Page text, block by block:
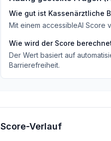
Wie gut ist Kassenärztliche
Mit einem accessibleAI Score
Wie wird der Score
Der Wert basiert auf
Barrierefreiheit.
Score-Verlauf